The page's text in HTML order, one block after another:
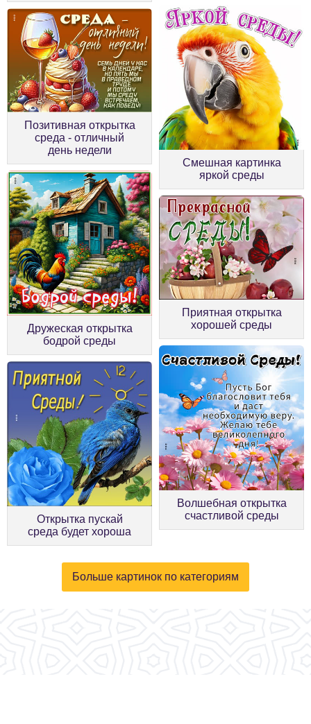
Позитивная открытка
среда - отличный
день недели
Смешная картинка
яркой среды
Дружеская открытка
бодрой среды
Приятная открытка
хорошей среды
Открытка пускай
среда будет хороша
Волшебная открытка
счастливой среды
Больше картинок по категориям